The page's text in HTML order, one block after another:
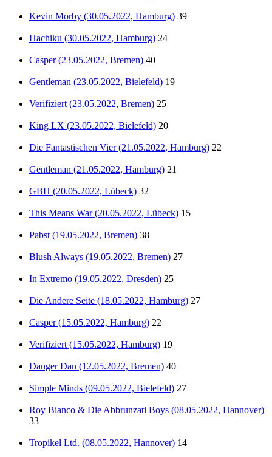
Kevin Morby (30.05.2022, Hamburg) 39
Hachiku (30.05.2022, Hamburg) 24
Casper (23.05.2022, Bremen) 40
Gentleman (23.05.2022, Bielefeld) 19
Verifiziert (23.05.2022, Bremen) 25
King LX (23.05.2022, Bielefeld) 20
Die Fantastischen Vier (21.05.2022, Hamburg) 22
Gentleman (21.05.2022, Hamburg) 21
GBH (20.05.2022, Lübeck) 32
This Means War (20.05.2022, Lübeck) 15
Pabst (19.05.2022, Bremen) 38
Blush Always (19.05.2022, Bremen) 27
In Extremo (19.05.2022, Dresden) 25
Die Andere Seite (18.05.2022, Hamburg) 27
Casper (15.05.2022, Hamburg) 22
Verifiziert (15.05.2022, Hamburg) 19
Danger Dan (12.05.2022, Bremen) 40
Simple Minds (09.05.2022, Bielefeld) 27
Roy Bianco & Die Abbrunzati Boys (08.05.2022, Hannover)
33
Tropikel Ltd. (08.05.2022, Hannover) 14